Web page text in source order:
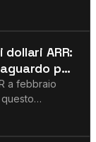
ARR:
per
a febbraio